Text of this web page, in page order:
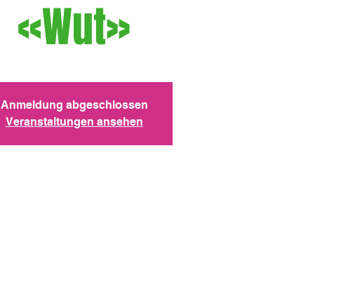
«Wut»
Anmeldung abgeschlossen
Veranstaltungen ansehen